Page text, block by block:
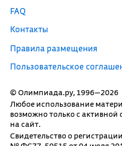
© Олимпиада.ру, 1996—2026
Любое использование
возможно только с активной
на сайт.
Свидетельство о
FAQ
Контакты
Правила размещения
Пользовательское